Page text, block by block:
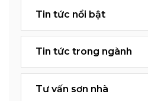
Tin tức nổi bật
Tin tức trong ngành
Tư vấn sơn nhà